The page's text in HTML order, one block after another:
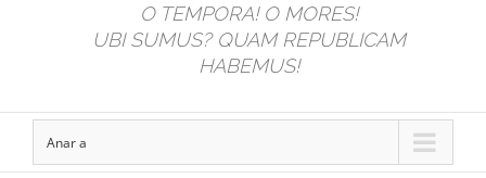
O TEMPORA! O MORES!
UBI SUMUS? QUAM REPUBLICAM
HABEMUS!
Anar a